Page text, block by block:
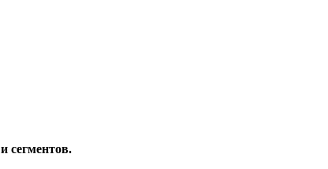
сегментов.